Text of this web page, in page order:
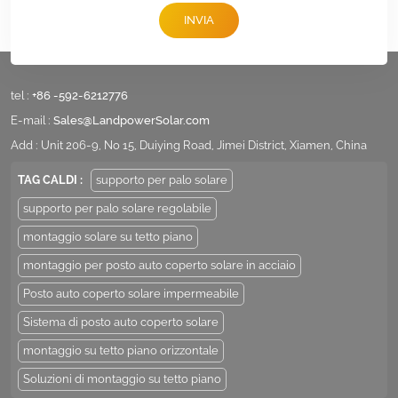
INVIA
tel : +86 -592-6212776
E-mail : Sales@LandpowerSolar.com
Add : Unit 206-9, No 15, Duiying Road, Jimei District, Xiamen, China
TAG CALDI : supporto per palo solare
supporto per palo solare regolabile
montaggio solare su tetto piano
montaggio per posto auto coperto solare in acciaio
Posto auto coperto solare impermeabile
Sistema di posto auto coperto solare
montaggio su tetto piano orizzontale
Soluzioni di montaggio su tetto piano